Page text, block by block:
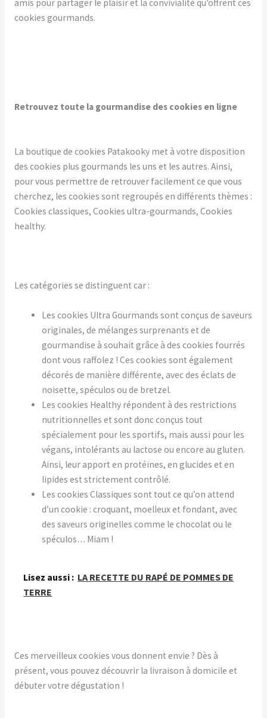
amis pour partager le plaisir et la convivialité qu’offrent ces
cookies gourmands.
Retrouvez toute la gourmandise des cookies en ligne
La boutique de cookies Patakooky met à votre disposition
des cookies plus gourmands les uns et les autres. Ainsi,
pour vous permettre de retrouver facilement ce que vous
cherchez, les cookies sont regroupés en différents thèmes :
Cookies classiques, Cookies ultra-gourmands, Cookies
healthy.
Les catégories se distinguent car :
Les cookies Ultra Gourmands sont conçus de saveurs
originales, de mélanges surprenants et de
gourmandise à souhait grâce à des cookies fourrés
dont vous raffolez ! Ces cookies sont également
décorés de manière différente, avec des éclats de
noisette, spéculos ou de bretzel.
Les cookies Healthy répondent à des restrictions
nutritionnelles et sont donc conçus tout
spécialement pour les sportifs, mais aussi pour les
végans, intolérants au lactose ou encore au gluten.
Ainsi, leurapport en protéines, en glucides et en
lipides est strictement contrôlé.
Les cookies Classiques sont tout ce qu’on attend
d’un cookie : croquant, moelleux et fondant, avec
des saveurs originelles comme le chocolat ou le
spéculos… Miam !
Lisez aussi : LA RECETTE DU RAPÉ DE POMMES DE
TERRE
Ces merveilleux cookies vous donnent envie ? Dès à
présent, vous pouvez découvrir la livraison à domicile et
débuter votre dégustation !